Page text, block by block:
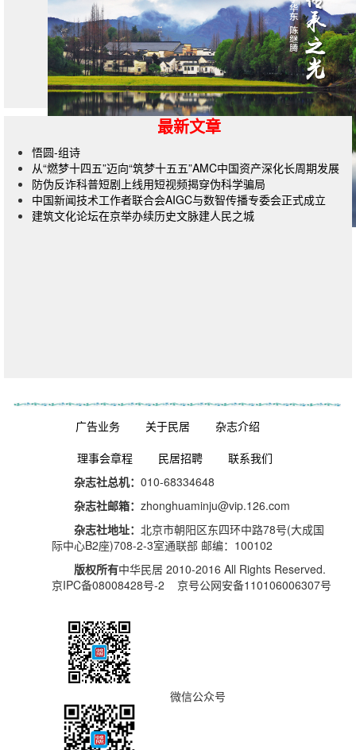
最新文章
悟圆-组诗
从“燃梦十四五”迈向“筑梦十五五”AMC中国资产深化长周期发展
防伪反诈科普短剧上线用短视频揭穿伪科学骗局
中国新闻技术工作者联合会AIGC与数智传播专委会正式成立
建筑文化论坛在京举办续历史文脉建人民之城
广告业务 关于民居
杂志介绍
理事会章程
民居招聘
联系我们
杂志社总机： 010-68334648
杂志社邮箱： zhonghuaminju@vip.126.com
杂志社地址： 北京市朝阳区东四环中路78号(大成国
际中心B2座)708-2-3室通联部 邮编：100102
版权所有中华民居 2010-2016 All Rights Reserved.
京IPC备08008428号-2 京号公网安备110106006307号
微信公众号